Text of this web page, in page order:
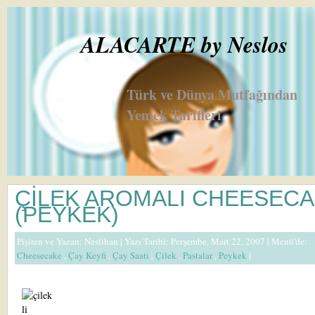
ALACARTE by Neslos
Türk ve Dünya Mutfağından
Yemek Tarifleri
ÇİLEK AROMALI
(PEYKEK)
Pişiren ve Yazan: Neslihan | Yazı Tarihi: Perşembe, Mart 22, 2007 | Menü'de:
Cheesecake ,Çay Keyfi ,Çay Saati ,Çilek ,Pastalar,Peykek |